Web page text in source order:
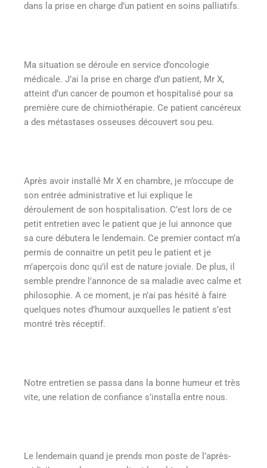
dans la prise en charge d’un patient en soins palliatifs.
Ma situation se déroule en service d’oncologie
médicale. J’ai la prise en charge d’un patient, Mr X,
atteint d’un cancer de poumon et hospitalisé pour sa
première cure de chimiothérapie. Ce patient cancéreux
a des métastases osseuses découvert sou peu.
Après avoir installé Mr X en chambre, je m’occupe de
son entrée administrative et lui explique le
déroulement de son hospitalisation. C’est lors de ce
petit entretien avec le patient que je lui annonce que
sa cure débutera le lendemain. Ce premier contact m’a
permis de connaitre un petit peu le patient et je
m’aperçois donc qu’il est de nature joviale. De plus, il
semble prendre l’annonce de sa maladie avec calme et
philosophie. A ce moment, je n’ai pas hésité à faire
quelques notes d’humour auxquelles le patient s’est
montré très réceptif.
Notre entretien se passa dans la bonne humeur et très
vite, une relation de confiance s’installa entre nous.
Le lendemain quand je prends mon poste de l’après-